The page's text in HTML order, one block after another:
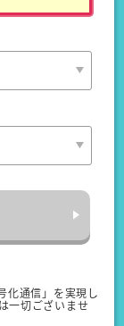
化通信」を実現し
一切ございませ